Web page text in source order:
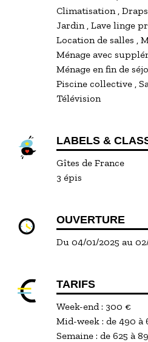
Climatisation
Jardin Lave linge
Location de salles
Ménage avec
Ménage en fin de
Piscine collective
Télévision
LABELS &
Gîtes de France
3 épis
OUVERTURE
Du 04/01/2025 au
TARIFS
Week-end : 300 €
Mid-week : de 490 à
Semaine : de 625 à